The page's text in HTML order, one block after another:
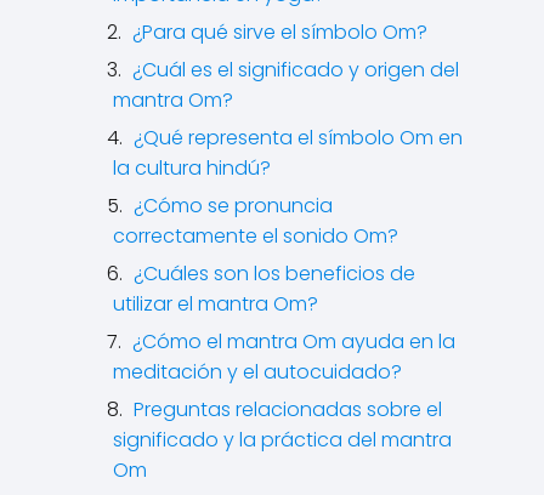
¿Para qué sirve el símbolo Om?
¿Cuál es el significado y origen del
mantra Om?
¿Qué representa el símbolo Om en
la cultura hindú?
¿Cómo se pronuncia
correctamente el sonido Om?
¿Cuáles son los beneficios de
utilizar el mantra Om?
¿Cómo el mantra Om ayuda en la
meditación y el autocuidado?
Preguntas relacionadas sobre el
significado y la práctica del mantra
Om